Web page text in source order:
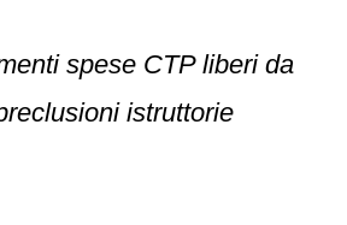
spese CTP liberi da
istruttorie